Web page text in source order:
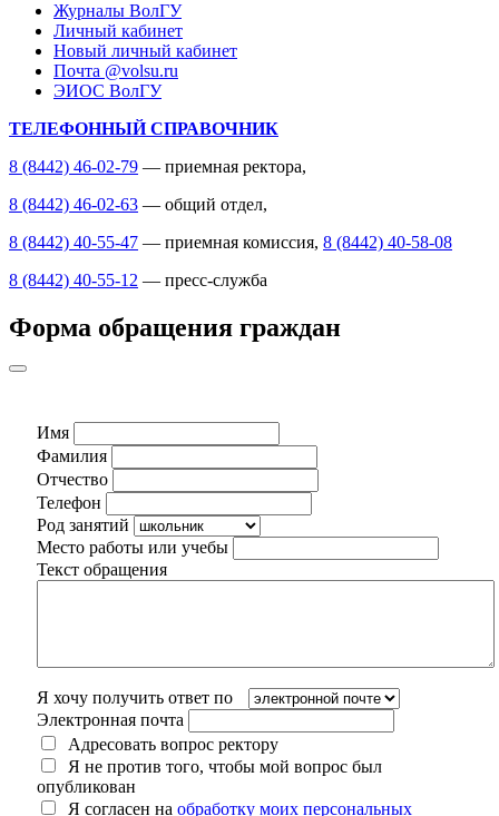
Журналы ВолГУ
Личный кабинет
Новый личный кабинет
Почта @volsu.ru
ЭИОС ВолГУ
ТЕЛЕФОННЫЙ СПРАВОЧНИК
8 (8442) 46-02-79 — приемная ректора,
8 (8442) 46-02-63 — общий отдел,
8 (8442) 40-55-47 — приемная комиссия, 8 (8442) 40-58-08
8 (8442) 40-55-12 — пресс-служба
Форма обращения граждан
Имя
Фамилия
Отчество
Телефон
Род занятий
Место работы или учебы
Текст обращения
Я хочу получить ответ по
Электронная почта
Адресовать вопрос ректору
Я не против того, чтобы мой вопрос был
опубликован
Я согласен на обработку моих персональных